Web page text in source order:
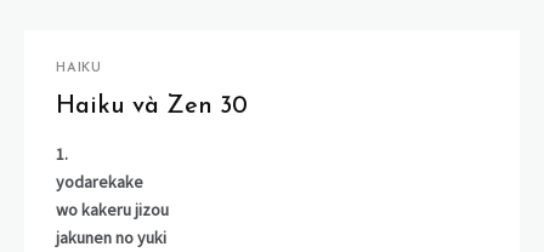
HAIKU
Haiku và Zen 30
1.
yodarekake
wo kakeru jizou
jakunen no yuki